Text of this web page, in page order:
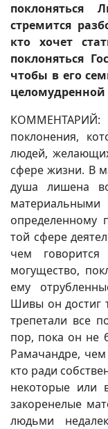
поклоняться
стремится
кто хочет
поклоняться
чтобы в его
КОММЕНТАРИЙ:
поклонения,
людей,
сфере жизни. В
душа лишена
определенному
той сфере
чем
могущество,
ему
Шивы он достиг
трепетали все
пор, пока он не
Рамачандре,
кто ради
некоторые или
закоренелые
людьми